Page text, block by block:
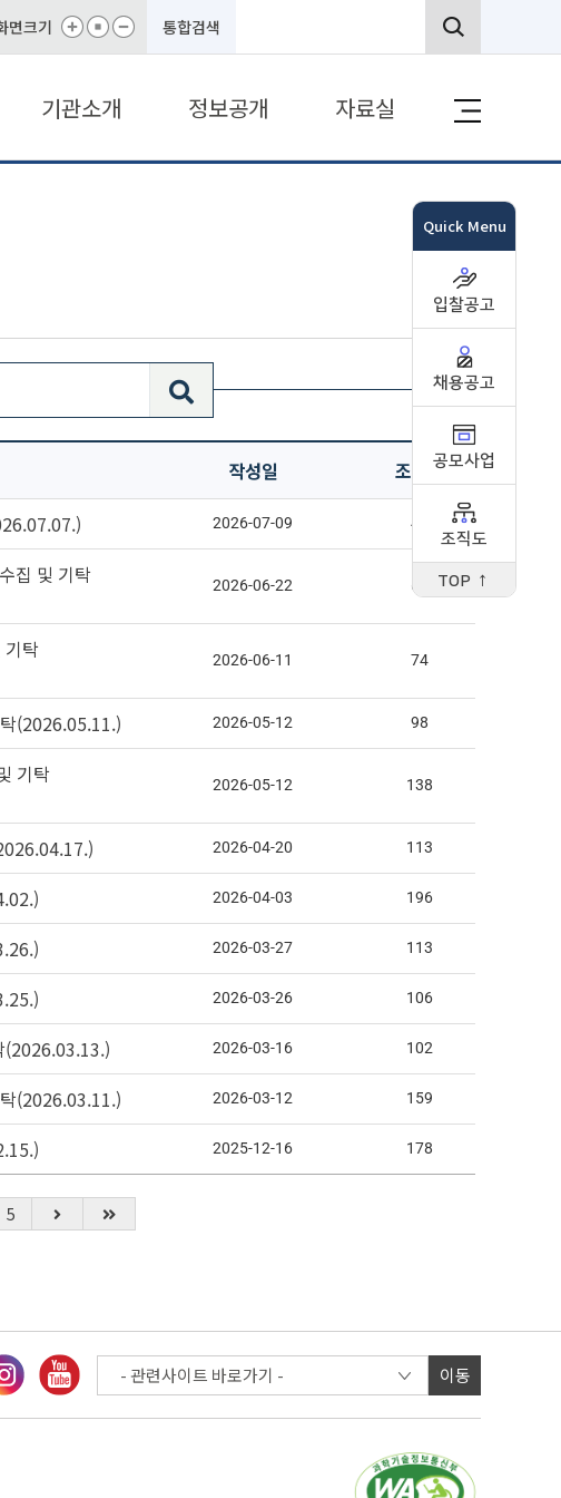
면크기 통합검색
기관소개 정보공개 자료실
작성일 조회수
2026-07-09 46
집 및 기탁
2026-06-22 61
탁
2026-06-11 74
(2026.05.11.) 2026-05-12 98
기탁
2026-05-12 138
2026-04-20 113
2026-04-03 196
2026-03-27 113
2026-03-26 106
(2026.03.13.) 2026-03-16 102
(2026.03.11.) 2026-03-12 159
2025-12-16 178
5
Quick Menu
입찰공고
채용공고
공모사업
조직도
TOP ↑
이동